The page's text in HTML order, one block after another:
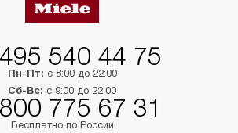
540 44 75
Пн-Пт: с 8:00 до 22:00
Сб-Вс: с 9:00 до 22:00
775 67 31
Бесплатно по России